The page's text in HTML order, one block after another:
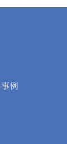
例